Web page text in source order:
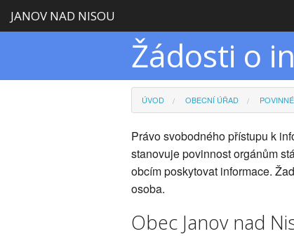
JANOV NAD NISOU
Žádosti o
ÚVOD OBECNÍ ÚŘAD
Právo svobodného přístupu k
stanovuje povinnost orgánům
obcím poskytovat informace.
osoba.
Obec Janov nad